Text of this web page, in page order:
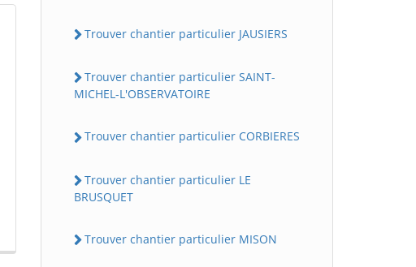
Trouver chantier particulier JAUSIERS
Trouver chantier particulier SAINT-
MICHEL-L'OBSERVATOIRE
Trouver chantier particulier CORBIERES
Trouver chantier particulier LE
BRUSQUET
Trouver chantier particulier MISON